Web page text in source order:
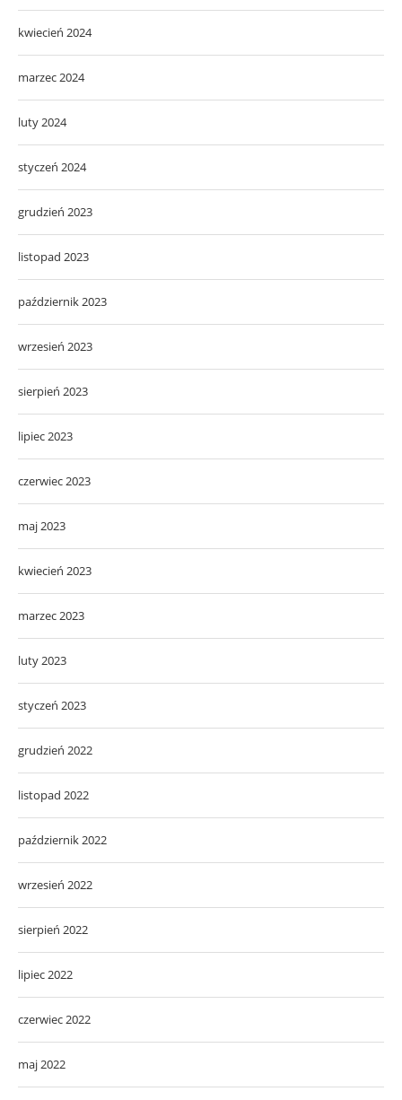
kwiecień 2024
marzec 2024
luty 2024
styczeń 2024
grudzień 2023
listopad 2023
październik 2023
wrzesień 2023
sierpień 2023
lipiec 2023
czerwiec 2023
maj 2023
kwiecień 2023
marzec 2023
luty 2023
styczeń 2023
grudzień 2022
listopad 2022
październik 2022
wrzesień 2022
sierpień 2022
lipiec 2022
czerwiec 2022
maj 2022